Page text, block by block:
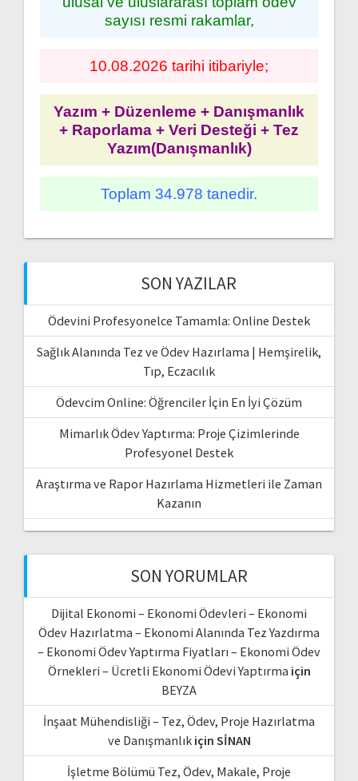
sayısı resmi rakamlar,
10.08.2026 tarihi itibariyle;
Yazım + Düzenleme + Danışmanlık
+ Raporlama + Veri Desteği + Tez
Yazım(Danışmanlık)
Toplam 34.978 tanedir.
SON YAZILAR
Ödevini Profesyonelce Tamamla: Online Destek
Sağlık Alanında Tez ve Ödev Hazırlama | Hemşirelik,
Tıp, Eczacılık
Ödevcim Online: Öğrenciler İçin En İyi Çözüm
Mimarlık Ödev Yaptırma: Proje Çizimlerinde
Profesyonel Destek
Araştırma ve Rapor Hazırlama Hizmetleri ile Zaman
Kazanın
SON YORUMLAR
Dijital Ekonomi – Ekonomi Ödevleri – Ekonomi
Ödev Hazırlatma – Ekonomi Alanında Tez Yazdırma
– Ekonomi Ödev Yaptırma Fiyatları – Ekonomi Ödev
Örnekleri – Ücretli Ekonomi Ödevi Yaptırma için
BEYZA
İnşaat Mühendisliği – Tez, Ödev, Proje Hazırlatma
ve Danışmanlıkiçin SİNAN
İşletme Bölümü Tez, Ödev, Makale, Proje